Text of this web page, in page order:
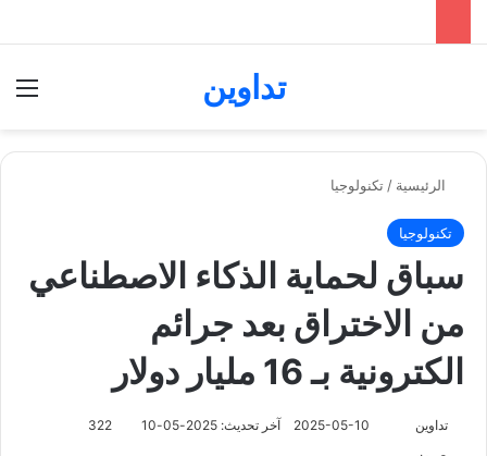
تداوين
الرئيسية / تكنولوجيا
تكنولوجيا
سباق لحماية الذكاء الاصطناعي
من الاختراق بعد جرائم
الكترونية بـ 16 مليار دولار
تداوين 2025-05-10 آخر تحديث: 2025-05-10 322